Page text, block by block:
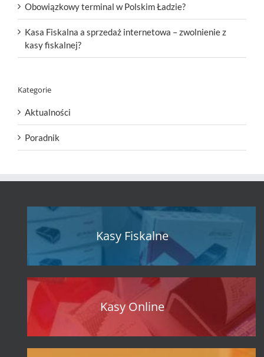
Obowiązkowy terminal w Polskim Ładzie?
Kasa Fiskalna a sprzedaż internetowa – zwolnienie z
kasy fiskalnej?
Kategorie
Aktualności
Poradnik
Kasy Fiskalne
Kasy Online